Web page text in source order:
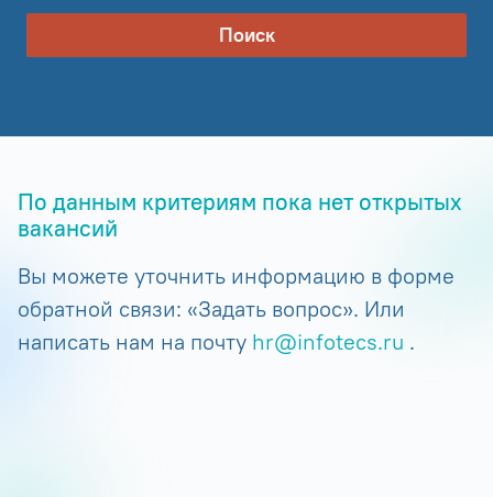
Поиск
По данным критериям пока нет открытых
вакансий
Вы можете уточнить информацию в форме
обратной связи: «Задать вопрос». Или
написать нам на почту hr@infotecs.ru .